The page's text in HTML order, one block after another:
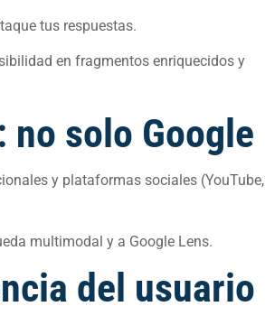
tus respuestas.
en fragmentos enriquecidos y
solo Google
y plataformas sociales (YouTube,
multimodal y a Google Lens.
del usuario